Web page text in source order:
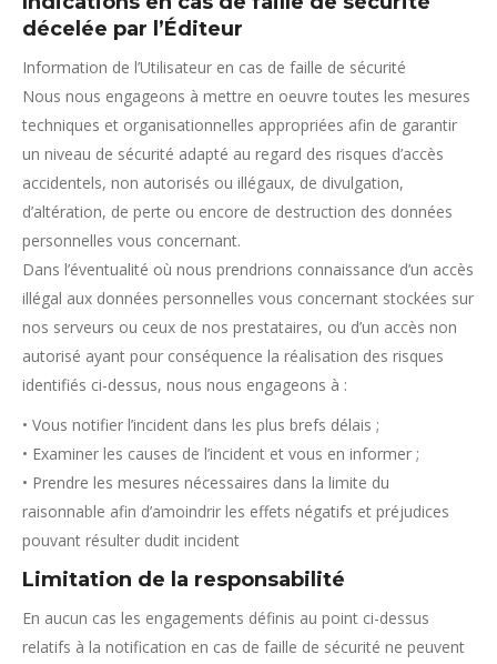
décelée par l’Éditeur
Information de l’Utilisateur en cas de faille de sécurité
Nous nous engageons à mettre en oeuvre toutes les mesures
techniques et organisationnelles appropriées afin de garantir
un niveau de sécurité adapté au regard des risques d’accès
accidentels, non autorisés ou illégaux, de divulgation,
d’altération, de perte ou encore de destruction des données
personnelles vous concernant.
Dans l’éventualité où nous prendrions connaissance d’un accès
illégal aux données personnelles vous concernant stockées sur
nos serveurs ou ceux de nos prestataires, ou d’un accès non
autorisé ayant pour conséquence la réalisation des risques
identifiés ci-dessus, nous nous engageons à :
• Vous notifier l’incident dans les plus brefs délais ;
• Examiner les causes de l’incident et vous en informer ;
• Prendre les mesures nécessaires dans la limite du
raisonnable afin d’amoindrir les effets négatifs et préjudices
pouvant résulter dudit incident
Limitation de la responsabilité
En aucun cas les engagements définis au point ci-dessus
relatifs à la notification en cas de faille de sécurité ne peuvent